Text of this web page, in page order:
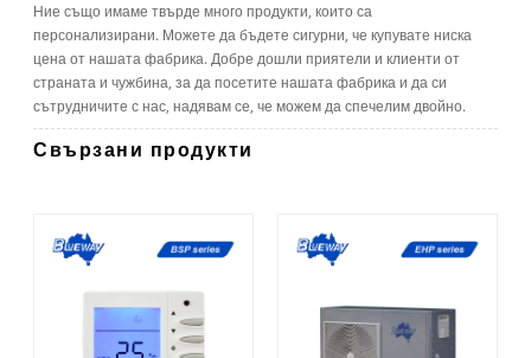
Ние също имаме твърде много продукти, които са
персонализирани. Можете да бъдете сигурни, че купувате ниска
цена от нашата фабрика. Добре дошли приятели и клиенти от
страната и чужбина, за да посетите нашата фабрика и да си
сътрудничите с нас, надявам се, че можем да спечелим двойно.
Свързани продукти